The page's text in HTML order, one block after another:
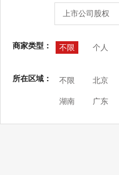
上市公司股权
商家类型： 不限 个人
所在区域： 不限 北京
湖南 广东